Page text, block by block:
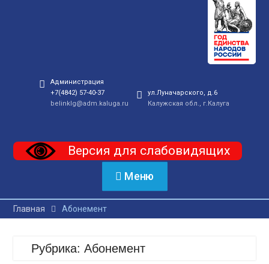
Администрация
+7(4842) 57-40-37
belinklg@adm.kaluga.ru
ул.Луначарского, д.6
Калужская обл., г.Калуга
Версия для слабовидящих
Меню
Главная Абонемент
Рубрика: Абонемент